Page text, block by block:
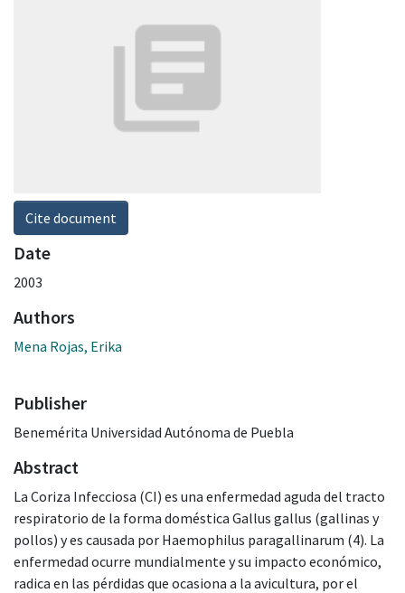
Cite document
Date
2003
Authors
Mena Rojas, Erika
Publisher
Benemérita Universidad Autónoma de Puebla
Abstract
La Coriza Infecciosa (CI) es una enfermedad aguda del tracto
respiratorio de la forma doméstica Gallus gallus (gallinas y
pollos) y es causada por Haemophilus paragallinarum (4). La
enfermedad ocurre mundialmente y su impacto económico,
radica en las pérdidas que ocasiona a la avicultura, por el